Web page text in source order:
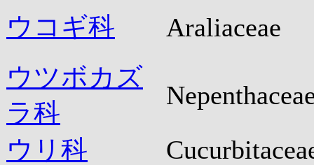
ウコギ科
Araliaceae
ウツボカズ
ラ科
ウリ科